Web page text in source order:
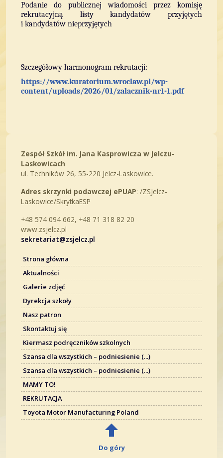
Podanie do publicznej wiadomości przez komisję
rekrutacyjną listy kandydatów przyjętych
i kandydatów nieprzyjętych
Szczegółowy harmonogram rekrutacji:
https://www.kuratorium.wroclaw.pl/wp-
content/uploads/2026/01/zalacznik-nr1-1.pdf
Zespół Szkół im. Jana Kasprowicza w Jelczu-
Laskowicach
ul. Techników 26, 55-220 Jelcz-Laskowice.
Adres skrzynki podawczej ePUAP: /ZSJelcz-
Laskowice/SkrytkaESP
+48 574 094 662, +48 71 318 82 20
www.zsjelcz.pl
sekretariat@zsjelcz.pl
Strona główna
Aktualności
Galerie zdjęć
Dyrekcja szkoły
Nasz patron
Skontaktuj się
Kiermasz podręczników szkolnych
Szansa dla wszystkich – podniesienie (...)
Szansa dla wszystkich – podniesienie (...)
MAMY TO!
REKRUTACJA
Toyota Motor Manufacturing Poland
Do góry